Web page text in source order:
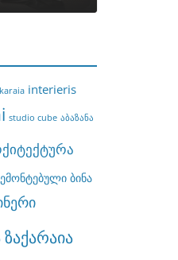
interieris
studio cube აბაზანა
ბინა